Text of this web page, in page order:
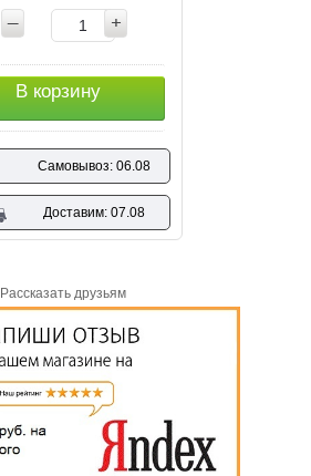
В корзину
Самовывоз: 06.08
Доставим: 07.08
Рассказать друзьям